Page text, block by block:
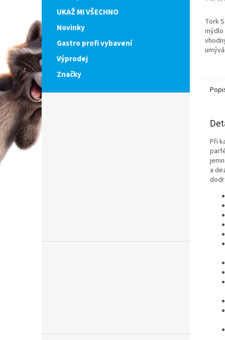
UKAŽ MI VŠECHNO
Novinky
Gastro profi vybavení
Výprodej
Značky
Tork
mýdlo
Při
a